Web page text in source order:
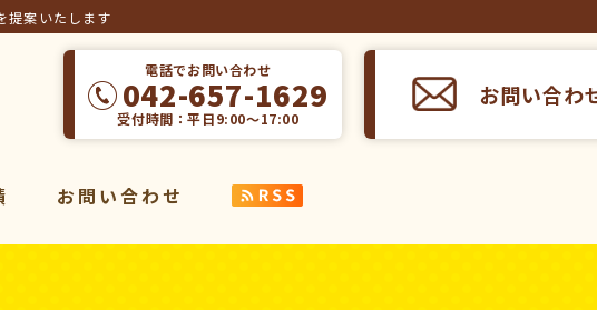
案いたします
電話でお問い合わせ
042-657-1629
受付時間：平日9:00～17:00
お問い合わ
お問い合わせ